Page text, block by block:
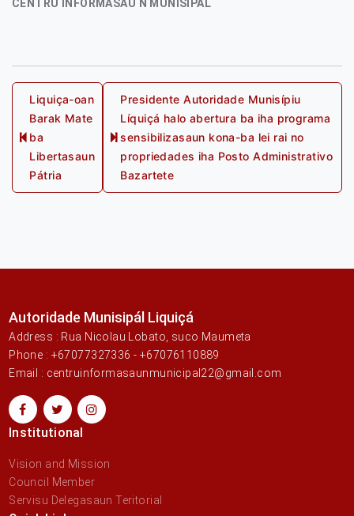
CENTRU INFORMASAU N MUNISIPÁL
Post
navigation
post:
Liquiça-oan
Barak Mate
ba
Libertasaun
Pátria
Next
post:
Presidente Autoridade Munisípiu
Líquiçá halo abertura ba iha programa
sensibilizasaun kona-ba lei rai no
propriedades iha Posto Administrativo
Bazartete
Autoridade Munisipál Liquiçá
Address : Rua Nicolau Lobato, suco Maumeta
Phone : +67077327336 - +67076110889
Email : centruinformasaunmunicipal22@gmail.com
Institutional
Vision and Mission
Council Member
Servisu Delegasaun Teritorial